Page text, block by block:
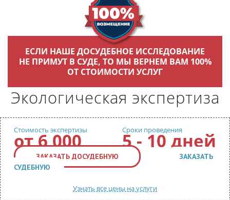
ПРАЙС-ЛИСТ
ВОПРОС-ОТВЕТ
ЕСЛИ НАШЕ ДОСУДЕБНОЕ ИССЛЕДОВАНИЕ
НЕ ПРИМУТ В СУДЕ, ТО МЫ ВЕРНЕМ ВАМ 100%
ОТ СТОИМОСТИ УСЛУГ
Экологическая экспертиза
Стоимость экспертизы
от6 000 Сроки проведения
5 - 10 дней
ЗАКАЗАТЬ ДОСУДЕБНУЮ
ЗАКАЗАТЬ
СУДЕБНУЮ
Узнать все цены на услуги